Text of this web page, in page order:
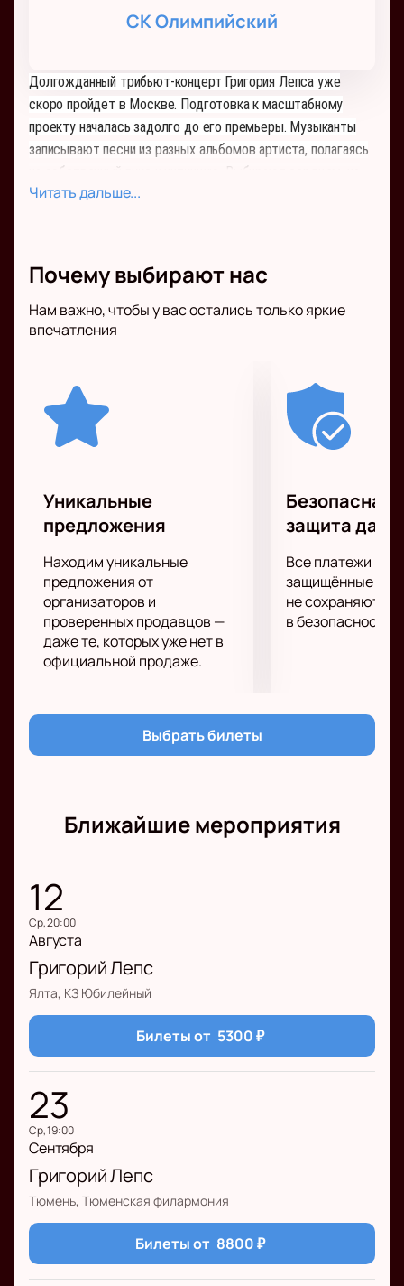
СК Олимпийский
Долгожданный трибьют-концерт Григория Лепса уже
скоро пройдет в Москве. Подготовка к масштабному
проекту началась задолго до его премьеры. Музыканты
записывают песни из разных альбомов артиста, полагаясь
множества песен Лепса находят и перепевают "свою", к
не только для публики, но и для самого артиста, от
которого все подробности проекта держат в секрете. Не
упустите возможность провести этот вечер в окружении
музыканта и его друзей. Все, что для этого нужно, это
Читать дальше...
Почему выбирают нас
Нам важно, чтобы у вас остались только яркие
впечатления
Уникальные
предложения
Находим уникальные
предложения от
организаторов и
проверенных продавцов —
даже те, которых уже нет в
официальной продаже.
Безопасная
защита
Все платежи
защищённые
не сохраняются
в безопасности.
Выбрать билеты
Ближайшие мероприятия
12
ср, 20:00
Августа
Григорий Лепс
Ялта, КЗ Юбилейный
Билеты от 5300₽
23
ср, 19:00
Сентября
Григорий Лепс
Тюмень, Тюменская филармония
Билеты от 8800₽